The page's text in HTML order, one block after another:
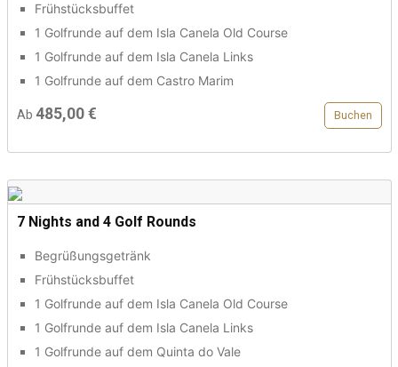
Frühstücksbuffet
1 Golfrunde auf dem Isla Canela Old Course
1 Golfrunde auf dem Isla Canela Links
1 Golfrunde auf dem Castro Marim
Ab 485,00 € Buchen
7 Nights and 4 Golf Rounds
Begrüßungsgetränk
Frühstücksbuffet
1 Golfrunde auf dem Isla Canela Old Course
1 Golfrunde auf dem Isla Canela Links
1 Golfrunde auf dem Quinta do Vale